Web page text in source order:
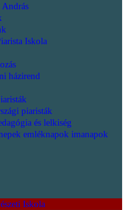
Iskola
házirend
piaristák
és lelkiség
emléknapok imanapok
Iskola